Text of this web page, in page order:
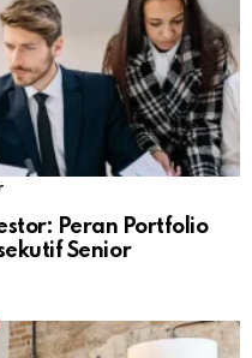
Peran Portfolio
Senior